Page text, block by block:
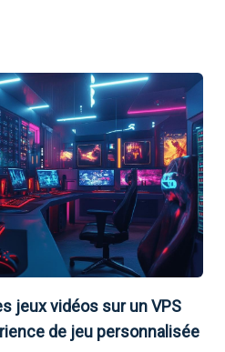
jeux vidéos sur un VPS
de jeu personnalisée